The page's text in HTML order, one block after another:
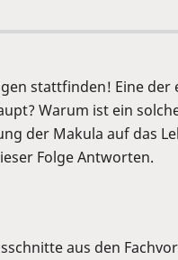
stattfinden! Eine
Warum ist ein
der Makula auf das
Folge Antworten.
aus den